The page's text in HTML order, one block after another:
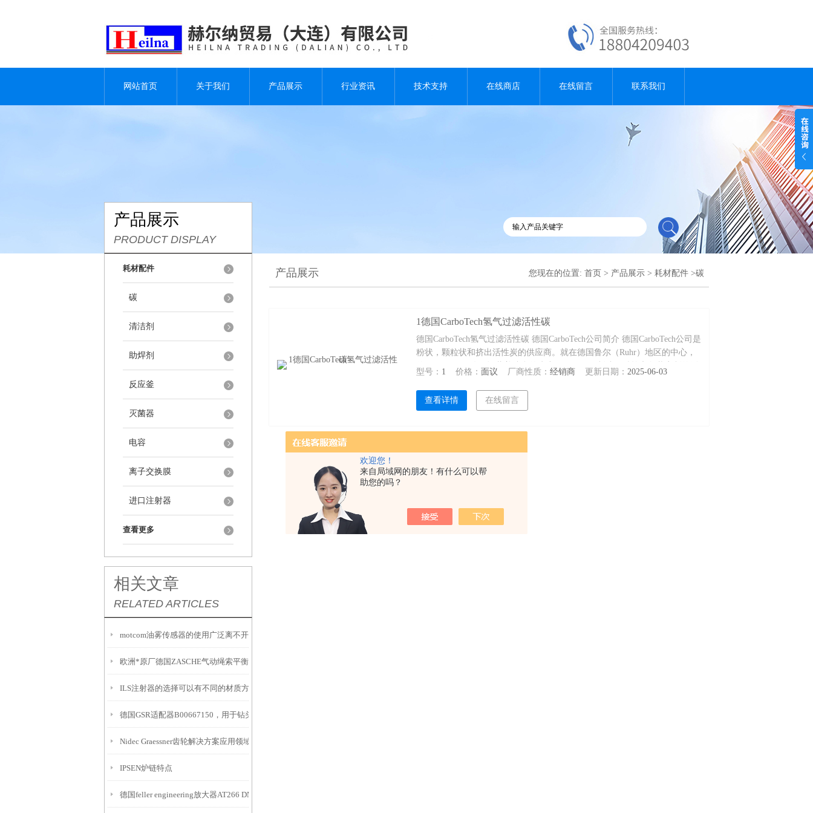
欢迎您！
来自局域网的朋友！有什么可以帮
助您的吗？
网站首页 关于我们 产品展示 行业资讯 技术支持 在线商店 在线留言 联系我们
产品展示
PRODUCT DISPLAY
耗材配件
碳
清洁剂
助焊剂
反应釜
灭菌器
电容
离子交换膜
进口注射器
查看更多
相关文章
RELATED ARTICLES
motcom油雾传感器的使用广泛离不开其快速准确的优点
欧洲*原厂德国ZASCHE气动绳索平衡器
ILS注射器的选择可以有不同的材质方式以及配件
德国GSR适配器B00667150，用于钻头/螺丝刀的横座介绍
Nidec Graessner齿轮解决方案应用领域
IPSEN炉链特点
德国feller engineering放大器AT266 DMS介绍
产品展示 您现在的位置: 首页 > 产品展示 > 耗材配件 >碳
1德国CarboTech氢气过滤活性碳
德国CarboTech氢气过滤活性碳 德国CarboTech公司简介 德国CarboTech公司是
粉状，颗粒状和挤出活性炭的供应商。就在德国鲁尔（Ruhr）地区的中心，
德国CarboTech公司运营着综合的生产工厂，用于制造，精炼和包装定制的活
型号： 1价格： 面议 厂商性质：经销商 更新日期：2025-06-03
查看详情 在线留言